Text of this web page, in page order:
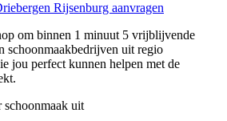
Rijsenburg aanvragen
om binnen 1 minuut 5 vrijblijvende
schoonmaakbedrijven uit regio
jou perfect kunnen helpen met de
schoonmaak uit